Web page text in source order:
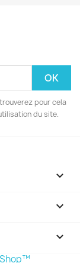
pour cela
du site.


keyboard_arrow_down